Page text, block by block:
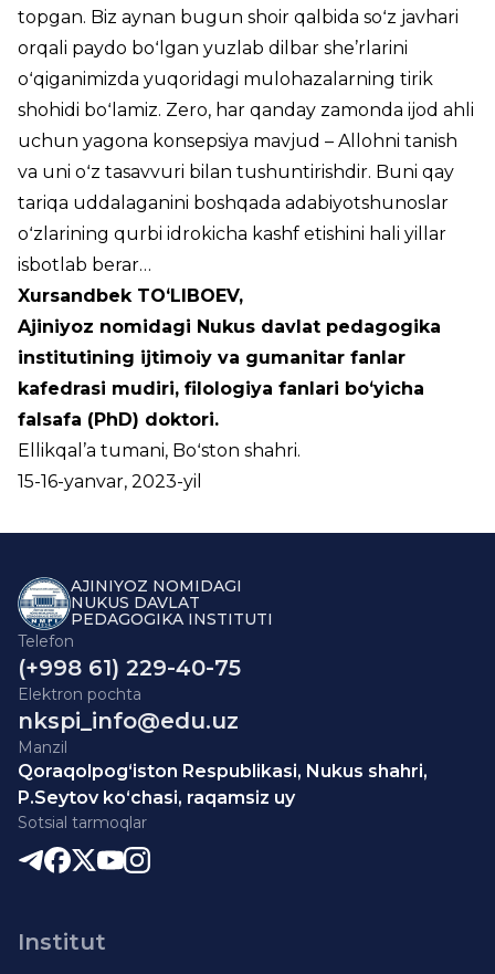
topgan. Biz aynan bugun shoir qalbida soʻz javhari
orqali paydo boʻlgan yuzlab dilbar she’rlarini
oʻqiganimizda yuqoridagi mulohazalarning tirik
shohidi boʻlamiz. Zero, har qanday zamonda ijod ahli
uchun yagona konsepsiya mavjud – Allohni tanish
va uni oʻz tasavvuri bilan tushuntirishdir. Buni qay
tariqa uddalaganini boshqada adabiyotshunoslar
oʻzlarining qurbi idrokicha kashf etishini hali yillar
isbotlab berar…
Xursandbek TOʻLIBOEV,
Ajiniyoz nomidagi Nukus davlat pedagogika
institutining ijtimoiy va gumanitar fanlar
kafedrasi mudiri, filologiya fanlari boʻyicha
falsafa (PhD) doktori.
Ellikqal’a tumani, Boʻston shahri.
15-16-yanvar, 2023-yil
AJINIYOZ NOMIDAGI
NUKUS DAVLAT
PEDAGOGIKA INSTITUTI
Telefon
(+998 61) 229-40-75
Elektron pochta
nkspi_info@edu.uz
Manzil
Qoraqolpog‘iston Respublikasi, Nukus shahri,
P.Seytov ko‘chasi, raqamsiz uy
Sotsial tarmoqlar
Institut